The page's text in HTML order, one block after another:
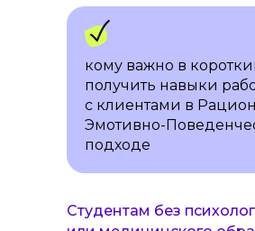
кому важно в
получить навыки
с клиентами в
Эмотивно-
подходе
Студентам без
Обучим юридическим
тонкостям
Готовый шаблон договора
с юрлицами и оформлению
ПО ИТОГАМ
НА ПРОГРАММЕ
СЛУШАТЕЛИ
получат необходимые
профессиональные
Рационально-Эмотивно-